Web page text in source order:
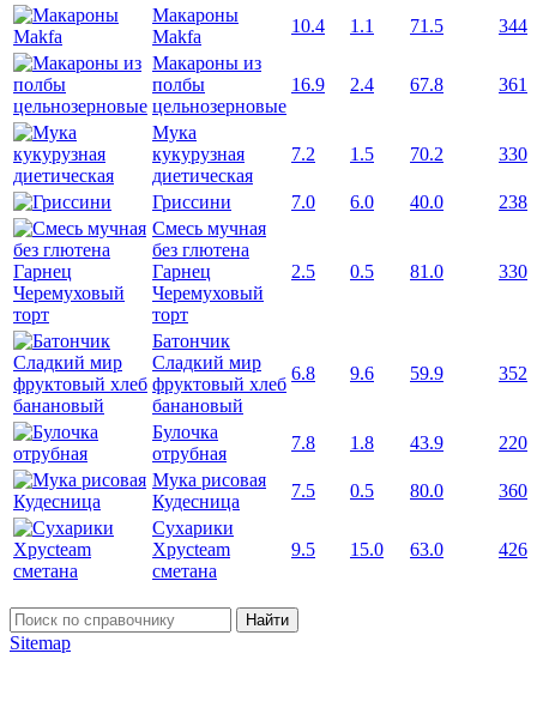
Макароны
Makfa
10.4 1.1 71.5
344
Макароны из
полбы
цельнозерновые
16.9 2.4 67.8 361
Мука
кукурузная
диетическая
7.2 1.5 70.2 330
Гриссини 7.0 6.0 40.0
238
Смесь мучная
без глютена
Гарнец
Черемуховый
торт
2.5 0.5 81.0 330
Батончик
Сладкий мир
фруктовый хлеб
банановый
6.8 9.6 59.9 352
Булочка
отрубная
7.8 1.8 43.9
220
Мука рисовая
Кудесница
7.5 0.5 80.0
360
Сухарики
Хрусteam
сметана
9.5 15.0 63.0 426
Найти
Sitemap